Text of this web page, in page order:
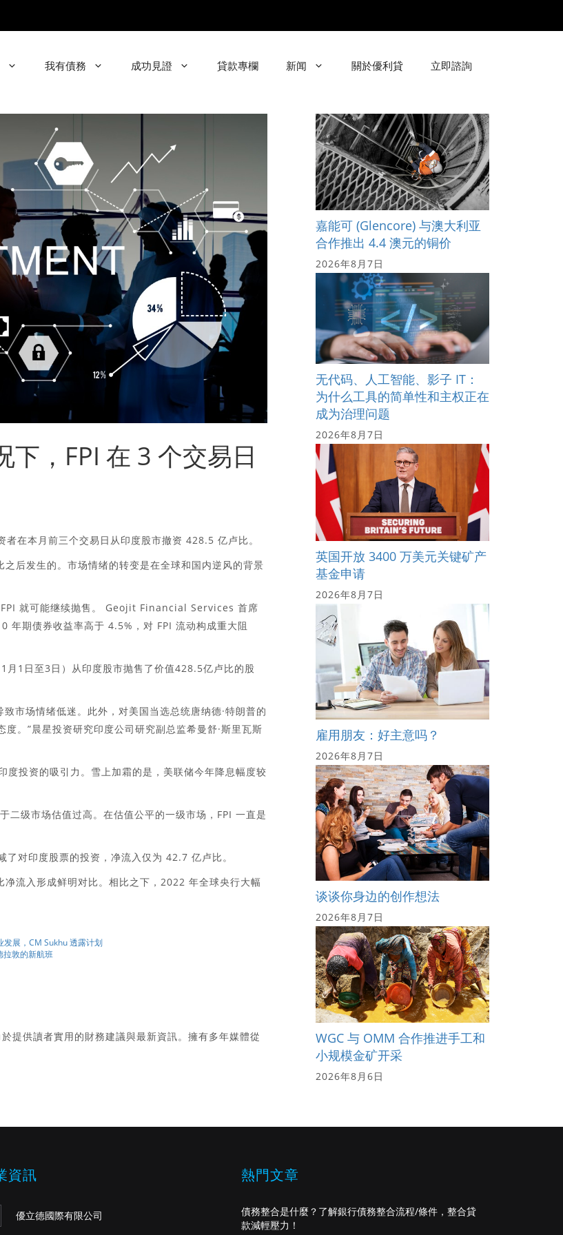
我有債務 成功見證 貸款專欄 新闻 關於優利貸 立即諮詢
，FPI 在 3 个交易日
在本月前三个交易日从印度股市撤资 428.5 亿卢比。
后发生的。市场情绪的转变是在全球和国内逆风的背景
FPI 就可能继续抛售。 Geojit Financial Services 首席
期债券收益率高于 4.5%，对 FPI 流动构成重大阻
月1日至3日）从印度股市抛售了价值428.5亿卢比的股
市场情绪低迷。此外，对美国当选总统唐纳德·特朗普的
。”晨星投资研究印度公司研究副总监希曼舒·斯里瓦斯
度投资的吸引力。雪上加霜的是，美联储今年降息幅度较
二级市场估值过高。在估值公平的一级市场，FPI 一直是
对印度股票的投资，净流入仅为 42.7 亿卢比。
流入形成鲜明对比。相比之下，2022 年全球央行大幅
展，CM Sukhu 透露计划
拉敦的新航班
提供讀者實用的財務建議與最新資訊。擁有多年媒體從
嘉能可 (Glencore) 与澳大利亚
合作推出 4.4 澳元的铜价
2026年8月7日
无代码、人工智能、影子 IT：
为什么工具的简单性和主权正在
成为治理问题
2026年8月7日
英国开放 3400 万美元关键矿产
基金申请
2026年8月7日
雇用朋友：好主意吗？
2026年8月7日
谈谈你身边的创作想法
2026年8月7日
WGC 与 OMM 合作推进手工和
小规模金矿开采
2026年8月6日
資訊
優立德國際有限公司
熱門文章
債務整合是什麼？了解銀行債務整合流程/條件，整合貸
款減輕壓力！